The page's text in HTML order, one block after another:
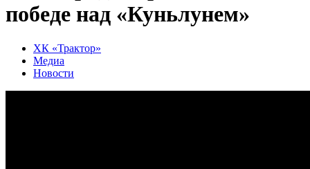
победе над «Куньлунем»
ХК «Трактор»
Медиа
Новости